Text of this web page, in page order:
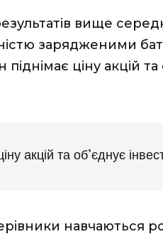
вище
зарядженими
піднімає ціну акцій
акцій та об’єднує
навчаються